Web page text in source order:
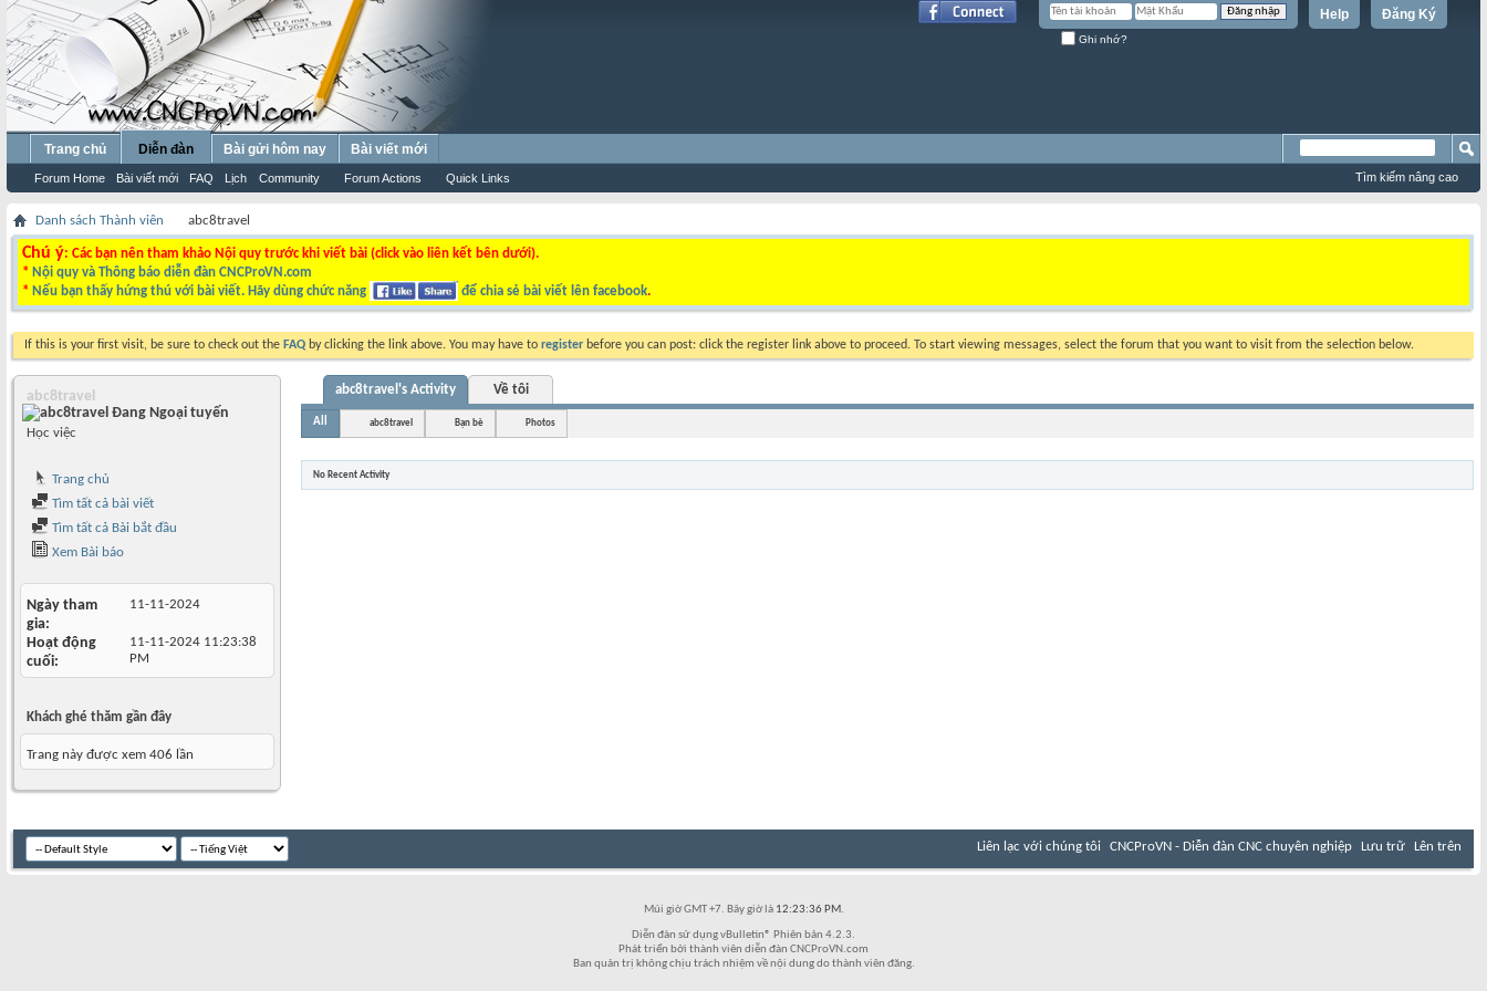
Đăng Ký
Help
Ghi nhớ?
Trang chủ Diễn đàn
Forum Home Bài viết mới FAQ Lịch Community Forum Actions Quick Links
Bài gửi hôm nay Bài viết mới
Tìm kiếm nâng cao
Danh sách Thành viên abc8travel
Chú ý: Các bạn nên tham khảo Nội quy trước khi viết bài (click vào liên kết bên dưới).
* Nội quy và Thông báo diễn đàn CNCProVN.com
* Nếu bạn thấy hứng thú với bài viết. Hãy dùng chức năng để chia sẻ bài viết lên facebook.
If this is your first visit, be sure to check out the FAQ by clicking the link above. You may have to register before you can post: click the register link above to proceed. To start viewing messages, select the forum that you want to visit from the selection below.
abc8travel
Học việc
Trang chủ
Tìm tất cả bài viết
Tìm tất cả Bài bắt đầu
Xem Bài báo
Ngày tham
gia
11-11-2024
Hoạt động
cuối
11-11-2024 11:23:38
PM
Khách ghé thăm gần đây
Trang này được xem 406 lần
abc8travel's Activity Về tôi
All abc8travel Bạn bè Photos
No Recent Activity
Liên lạc với chúng tôi CNCProVN - Diễn đàn CNC chuyên nghiệp Lưu trữ Lên trên
Múi giờ GMT +7. Bây giờ là 12:23:36 PM.
Diễn đàn sử dụng vBulletin® Phiên bản 4.2.3.
Phát triển bởi thành viên diễn đàn CNCProVN.com
Ban quản trị không chịu trách nhiệm về nội dung do thành viên đăng.